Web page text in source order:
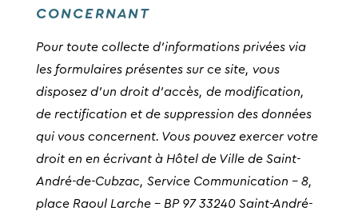
CONCERNANT
Pour toute collecte d’informations privées via
les formulaires présentes sur ce site, vous
disposez d’un droit d’accès, de modification,
de rectification et de suppression des données
qui vous concernent. Vous pouvez exercer votre
droit en en écrivant à Hôtel de Ville de Saint-
André-de-Cubzac, Service Communication – 8,
place Raoul Larche – BP 97 33240 Saint-André-